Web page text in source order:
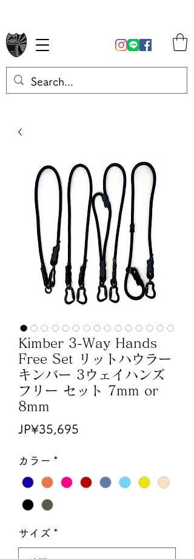
Kimber 3-Way Hands
Free Set リットハウラー
キンバー 3ウェイハンズ
フリー セット 7mm or
8mm
JP¥35,695
カラー *
サイズ *